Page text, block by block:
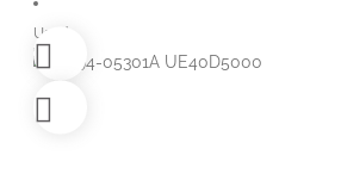
Used